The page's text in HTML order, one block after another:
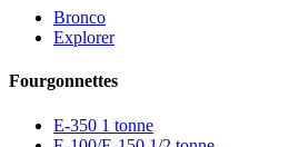
Bronco
Explorer
Fourgonnettes
E-350 1 tonne